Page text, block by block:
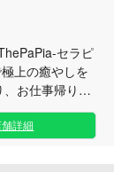
セラピ
上の癒やしを
お仕事帰りに
ンルーム型の
リラックスして
ラピストはそれ
舗詳細